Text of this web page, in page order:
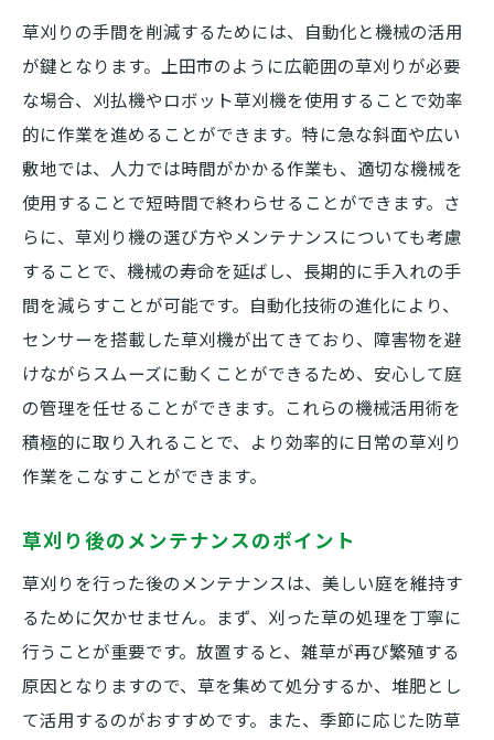
草刈りの手間を削減するためには、自動化と機械の活用
が鍵となります。上田市のように広範囲の草刈りが必要
な場合、刈払機やロボット草刈機を使用することで効率
的に作業を進めることができます。特に急な斜面や広い
敷地では、人力では時間がかかる作業も、適切な機械を
使用することで短時間で終わらせることができます。さ
らに、草刈り機の選び方やメンテナンスについても考慮
することで、機械の寿命を延ばし、長期的に手入れの手
間を減らすことが可能です。自動化技術の進化により、
センサーを搭載した草刈機が出てきており、障害物を避
けながらスムーズに動くことができるため、安心して庭
の管理を任せることができます。これらの機械活用術を
積極的に取り入れることで、より効率的に日常の草刈り
作業をこなすことができます。
草刈り後のメンテナンスのポイント
草刈りを行った後のメンテナンスは、美しい庭を維持す
るために欠かせません。まず、刈った草の処理を丁寧に
行うことが重要です。放置すると、雑草が再び繁殖する
原因となりますので、草を集めて処分するか、堆肥とし
て活用するのがおすすめです。また、季節に応じた防草